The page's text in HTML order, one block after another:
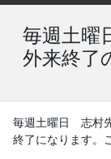
毎週土曜
外来終了
毎週土曜日 志村
終了になります。